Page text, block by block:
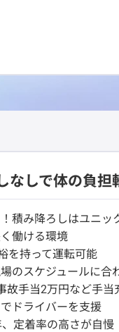
なしで体の負担
積み降ろしはユニッ
働ける環境
を持って運転可能
のスケジュールに合
故手当2万円など手当
ドライバーを支援
定着率の高さが自慢